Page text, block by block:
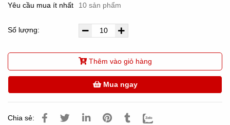
Yêu cầu mua ít nhất 10 sản phẩm
Số lượng:
Thêm vào giỏ hàng
Mua ngay
Chia sẻ: